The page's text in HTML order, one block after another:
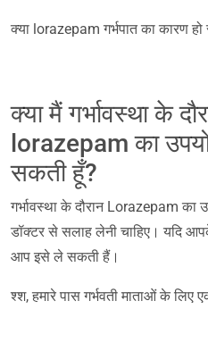
क्या lorazepam गर्भपात का कारण
क्या मैं गर्भावस्था के
lorazepam का
सकती हूँ?
गर्भावस्था के दौरान Lorazepam
डॉक्टर से सलाह लेनी चाहिए। यदि
आप इसे ले सकती हैं।
श्श, हमारे पास गर्भवती माताओं के लिए